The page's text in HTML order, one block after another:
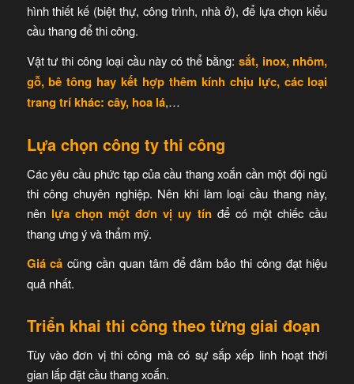
hình thiết kế (biệt thự, công trình, nhà ở), để lựa chọn kiểu
cầu thang để thi công.
Vật tư thi công loại cầu này có thể bằng: sắt, inox, nhôm,
gỗ, bê tông hay kết hợp thêm kính chịu lực, các loại
trang trí khác: cây, hoa lá,…
Lựa chọn công ty thi công
Các yêu cầu phức tạp của cầu thang xoắn cần một đội ngũ
thi công chuyên nghiệp. Nên khi làm loại cầu thang này,
nênlựa chọn một đơn vị uy tínđể có một chiếc cầu
thang ưng ý và thẩm mỹ.
Giá cả cũng cần quan tâm để đảm bảo thi công đạt hiệu
quả nhất.
Triển khai thi công theo từng giai đoạn
Tùy vào đơn vị thi công mà có sự sắp xếp linh hoạt thời
gian lắp đặt cầu thang xoắn.